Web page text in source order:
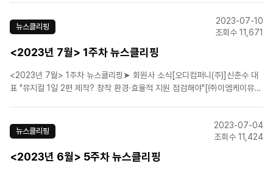
년 맞은 뮤지컬 `더 픽션`…..
뉴스클리핑
2023-07-10
조회수 11,671
<2023년 7월> 1주차 뉴스클리핑
<2023년 7월> 1주차 뉴스클리핑➤ 회원사 소식[오디컴퍼니(주)]신춘수 대
표 "뮤지컬 1일 2편 제작? 창작 환경·효율적 지원 점검해야"[㈜이엠케이뮤지
드 로티∙로리, 뮤지컬로···'매직 ..
뉴스클리핑
2023-07-04
조회수 11,424
<2023년 6월> 5주차 뉴스클리핑